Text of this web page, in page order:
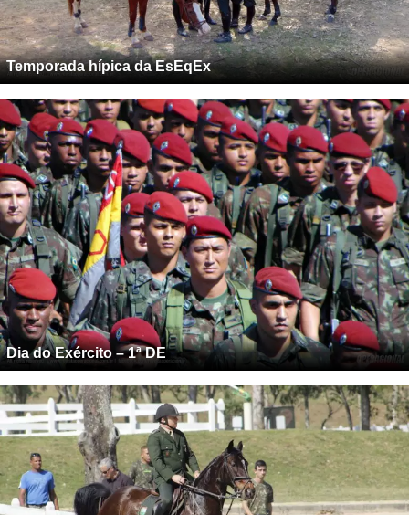
Temporada hípica da EsEqEx
Dia do Exército – 1ª DE